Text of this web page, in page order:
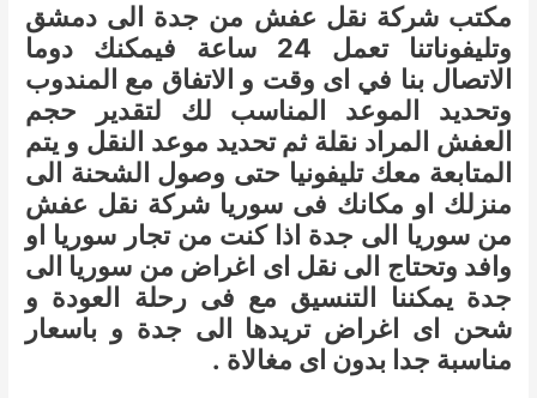
مكتب شركة نقل عفش من جدة الى دمشق
وتليفوناتنا تعمل 24 ساعة فيمكنك دوما
الاتصال بنا في اى وقت و الاتفاق مع المندوب
وتحديد الموعد المناسب لك لتقدير حجم
العفش المراد نقلة ثم تحديد موعد النقل و يتم
المتابعة معك تليفونيا حتى وصول الشحنة الى
منزلك او مكانك فى سوريا شركة نقل عفش
من سوريا الى جدة اذا كنت من تجار سوريا او
وافد وتحتاج الى نقل اى اغراض من سوريا الى
جدة يمكننا التنسيق مع فى رحلة العودة و
شحن اى اغراض تريدها الى جدة و باسعار
مناسبة جدا بدون اى مغالاة .